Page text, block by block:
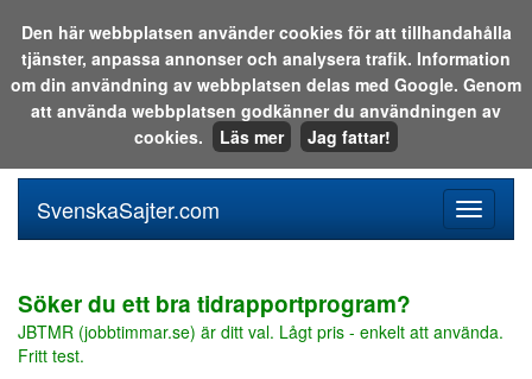
Sök i katalogen eller på webben:
meny
SvenskaSajter.com
Söker du ett bra tidrapportprogram?
JBTMR (jobbtimmar.se) är ditt val. Lågt pris - enkelt att använda.
Fritt test.
Den här webbplatsen använder cookies för att tillhandahålla
tjänster, anpassa annonser och analysera trafik. Information
om din användning av webbplatsen delas med Google. Genom
att använda webbplatsen godkänner du användningen av
cookies.
Läs mer Jag fattar!